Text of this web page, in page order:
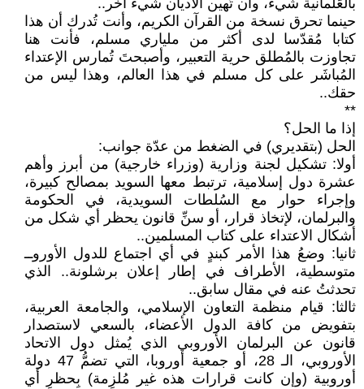
بالعَلمانية شيء، وأن تُهين الأديان شيء آخر..
حينما تحرق نسخة من القرآن الكريم، وأنت تُدرك أن هذا
كتابا مُقدّسا لدى أكثر من ملياري مسلم، فأنت هنا
تجاوزت بالمُطلق حرية التعبير، وأصبحتَ تُمارس الإعتداء
المُباشَر على كل مسلم في هذا العالم، وهذا ليس من
حقك..
**
إذا ما الحل؟
الحل (بتقديري) في الضغط من عدّة جوانب:
أولا: تشكيل لجنة وزارية (وزراء خارجية) من أبرز وأهم
عشرة دول إسلامية، ترتبط معها السويد بمصالح كبيرة،
وإجراء حوار مع السُلطات السويدية، في الحكومة
والبرلمان، لإتخاذ قرار، أو سنِّ قانون يحظر أي شكل من
أشكال الاعتداء على كتاب المسلمين..
ثانيا: وضعُ هذا الأمر كبندٍ في أي اجتماع للدول الأوروــ
متوسطية، الأطراف في إطار إعلان برشلونة.. الذي
تحدثتُ عنه في مقال سابق..
ثالثا: قيام منظمة التعاون الإسلامي، والجامعة العربية،
بتفويض من كافة الدول الأعضاء، بالسعي لاستصدار
قانون عن البرلمان الأوروبي الذي يُمثل دول الاتحاد
الأوروبي، الـ 28، أو جمعية أوروبا، التي تضمُّ 47 دولة
أوروبية (وإن كانت قرارات هذه غير مُلزِمة) بِحظرِ أي